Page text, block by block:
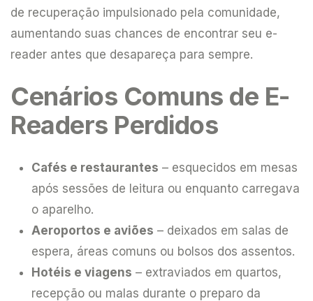
de recuperação impulsionado pela comunidade,
aumentando suas chances de encontrar seu e-
reader antes que desapareça para sempre.
Cenários Comuns de E-
Readers Perdidos
Cafés e restaurantes – esquecidos em mesas
após sessões de leitura ou enquanto carregava
o aparelho.
Aeroportos e aviões – deixados em salas de
espera, áreas comuns ou bolsos dos assentos.
Hotéis e viagens – extraviados em quartos,
recepção ou malas durante o preparo da